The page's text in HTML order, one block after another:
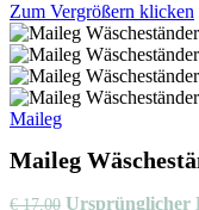
Zum Vergrößern klicken
Maileg
Maileg
€17,00 Ursprünglicher